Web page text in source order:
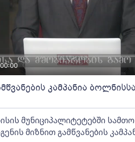
კამპანია
მუნიციპალიტეტებში
მიზნით გამწვანების